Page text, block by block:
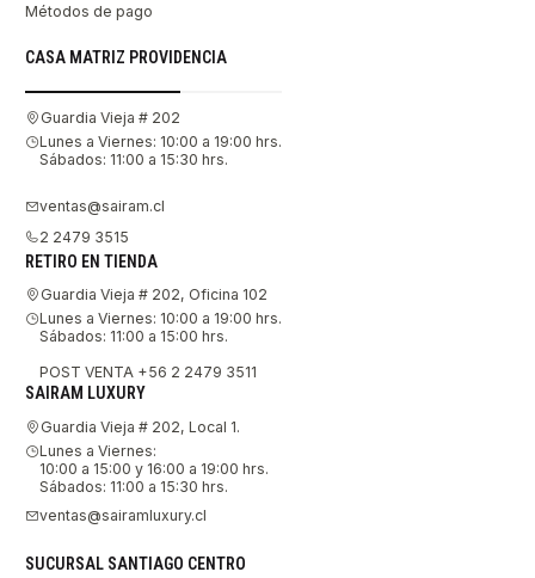
Métodos de pago
CASA MATRIZ PROVIDENCIA
Guardia Vieja # 202
Lunes a Viernes: 10:00 a 19:00 hrs.
Sábados: 11:00 a 15:30 hrs.
ventas@sairam.cl
2 2479 3515
RETIRO EN TIENDA
Guardia Vieja # 202, Oficina 102
Lunes a Viernes: 10:00 a 19:00 hrs.
Sábados: 11:00 a 15:00 hrs.
POST VENTA +56 2 2479 3511
SAIRAM LUXURY
Guardia Vieja # 202, Local 1.
Lunes a Viernes:
10:00 a 15:00 y 16:00 a 19:00 hrs.
Sábados: 11:00 a 15:30 hrs.
ventas@sairamluxury.cl
SUCURSAL SANTIAGO CENTRO